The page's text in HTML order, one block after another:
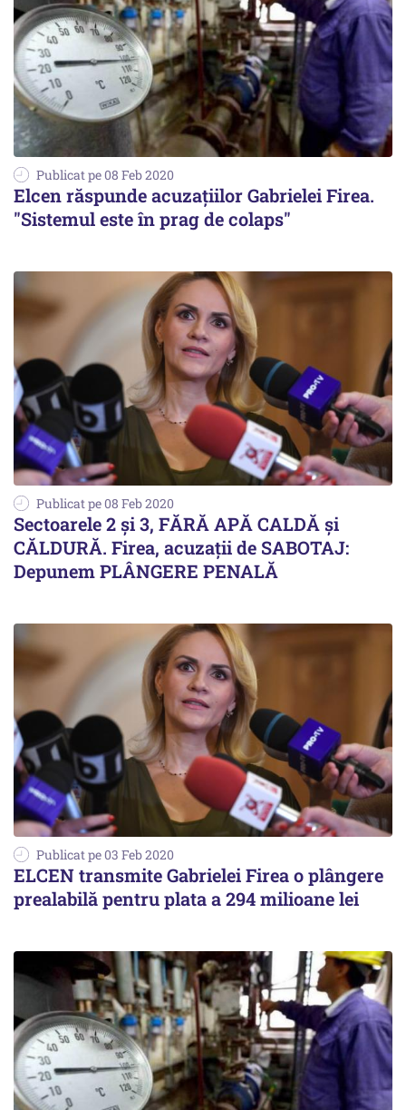
Publicat pe 08 Feb 2020
Elcen răspunde acuzațiilor Gabrielei Firea.
"Sistemul este în prag de colaps"
Publicat pe 08 Feb 2020
Sectoarele 2 și 3, FĂRĂ APĂ CALDĂ și
CĂLDURĂ. Firea, acuzații de SABOTAJ:
Depunem PLÂNGERE PENALĂ
Publicat pe 03 Feb 2020
ELCEN transmite Gabrielei Firea o plângere
prealabilă pentru plata a 294 milioane lei